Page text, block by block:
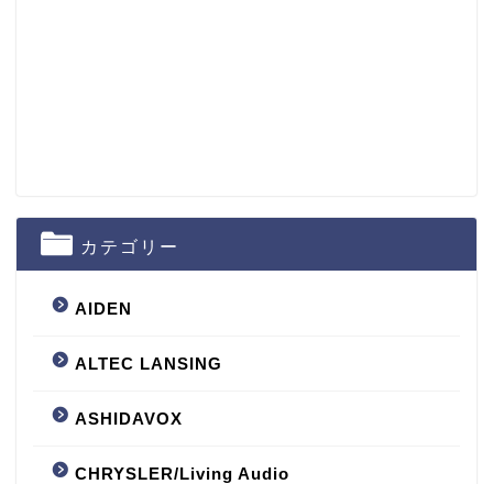
カテゴリー
AIDEN
ALTEC LANSING
ASHIDAVOX
CHRYSLER/Living Audio